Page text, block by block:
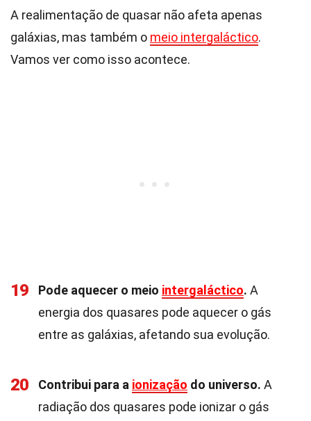
A realimentação de quasar não afeta apenas
galáxias, mas também o meio intergaláctico.
Vamos ver como isso acontece.
19 Pode aquecer o meio intergaláctico. A
energia dos quasares pode aquecer o gás
entre as galáxias, afetando sua evolução.
20 Contribui para a ionização do universo. A
radiação dos quasares pode ionizar o gás